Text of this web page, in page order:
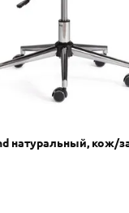
натуральный, кож/